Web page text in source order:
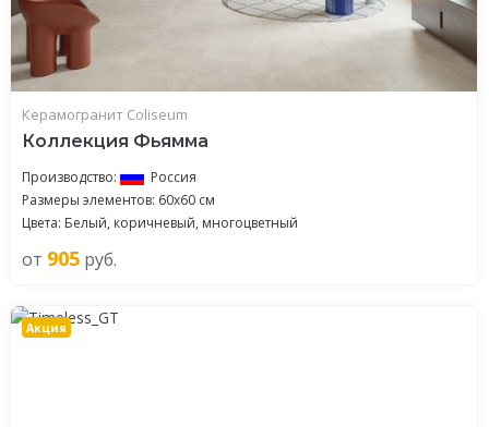
Керамогранит Coliseum
Коллекция Фьямма
Производство:
Россия
Размеры элементов: 60x60 см
Цвета: Белый, коричневый, многоцветный
от 905 руб.
Акция